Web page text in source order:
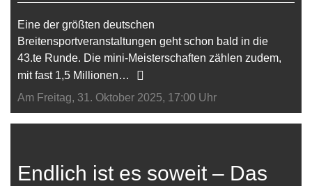
Eine der größten deutschen
Breitensportveranstaltungen geht schon bald in die
43.te Runde. Die mini-Meisterschaften zählen zudem,
mit fast 1,5 Millionen…
Am Freitag, 31. Oktober 2025, 17:00 Uhr
Endlich ist es soweit – Das